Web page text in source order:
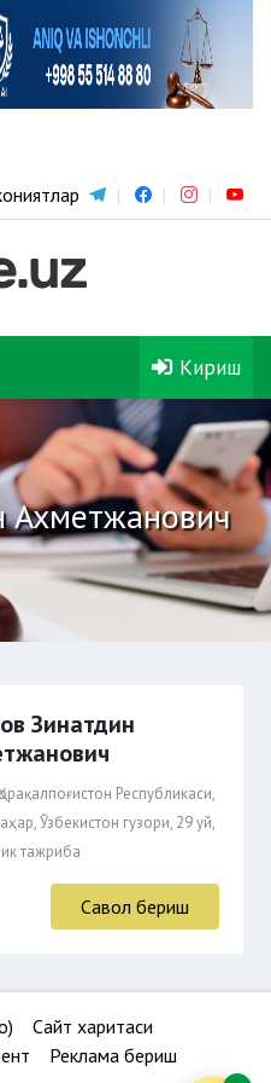
Кириш
Ахметжанович
Зинатдин
Республикаси,
Ўзбекистон гузори, 29 уй,
тажриба
Савол бериш
Сайт харитаси
Реклама бериш